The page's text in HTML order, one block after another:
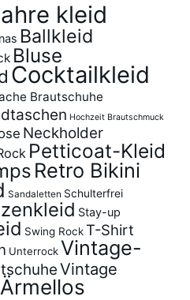
kleid
Ballkleid
Bluse
Cocktailkleid
Brautschuhe
Hochzeit Brautschmuck
Neckholder
Petticoat-Kleid
Retro Bikini
Sandaletten Schulterfrei
Stay-up
Swing RockT-Shirt
UnterrockVintage-
Vintage
Ärmellos